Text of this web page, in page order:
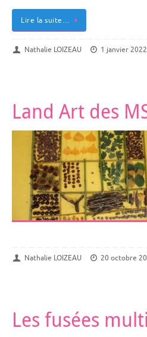
Lire la suite…
Nathalie LOIZEAU 1 janvier 2022
Land Art des
Nathalie LOIZEAU 20 octobre
Les fusées